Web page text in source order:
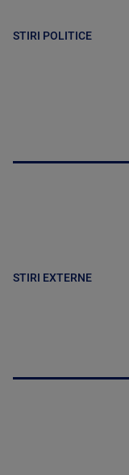
STIRI POLITICE
STIRI EXTERNE